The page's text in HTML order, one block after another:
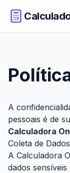
A
pessoais é de
Calculadora
Coleta de
A Calculadora
dados